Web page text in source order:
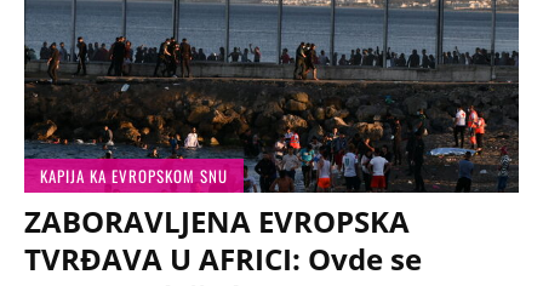
KAPIJA KA EVROPSKOM SNU
ZABORAVLJENA EVROPSKA
TVRĐAVA U AFRICI: Ovde se